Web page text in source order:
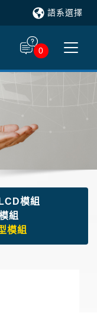
語系選擇
0
模組
組
模組